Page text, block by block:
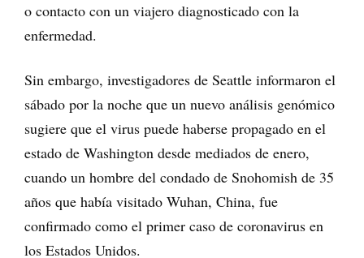
o contacto con un viajero diagnosticado con la
enfermedad.
Sin embargo, investigadores de Seattle informaron el
sábado por la noche que un nuevo análisis genómico
sugiere que el virus puede haberse propagado en el
estado de Washington desde mediados de enero,
cuando un hombre del condado de Snohomish de 35
años que había visitado Wuhan, China, fue
confirmado como el primer caso de coronavirus en
los Estados Unidos.